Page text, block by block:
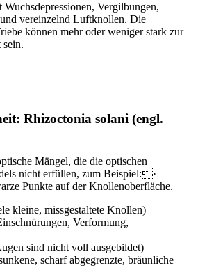
Vergilbungen,
vereinzelnd Luftknollen. Die
können mehr oder weniger stark zur
Rhizoctonia solani (engl.
Mängel, die die optischen
nicht erfüllen, zum Beispiel:·
Punkte auf der Knollenoberfläche.
kleine, missgestaltete Knollen)
Verformung,
sind nicht voll ausgebildet)
scharf abgegrenzte, bräunliche